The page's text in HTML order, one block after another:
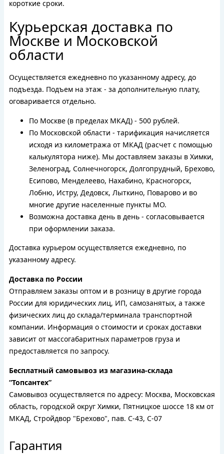
короткие сроки.
Курьерская доставка по
Москве и Московской
области
Осуществляется ежедневно по указанному адресу, до
подъезда. Подъем на этаж - за дополнительную плату,
оговаривается отдельно.
По Москве (в пределах МКАД) - 500 рублей.
По Московской области - тарификация начисляется
исходя из километража от МКАД (расчет с помощью
калькулятора ниже). Мы доставляем заказы в Химки,
Зеленоград, Солнечногорск, Долгопрудный, Брехово,
Есипово, Менделеево, Нахабино, Красногорск,
Лобню, Истру, Дедовск, Лыткино, Поварово и во
многие другие населенные пункты МО.
Возможна доставка день в день - согласовывается
при оформлении заказа.
Доставка курьером осуществляется ежедневно, по
указанному адресу.
Доставка по России
Отправляем заказы оптом и в розницу в другие города
России для юридических лиц, ИП, самозанятых, а также
физических лиц до склада/терминала транспортной
компании. Информация о стоимости и сроках доставки
зависит от массогабаритных параметров груза и
предоставляется по запросу.
Бесплатный самовывоз из магазина-склада
“Топсантех”
Самовывоз осуществляется по адресу: Москва, Московская
область, городской округ Химки, Пятницкое шоссе 18 км от
МКАД, Стройдвор "Брехово", пав. С-43, С-07
Гарантия